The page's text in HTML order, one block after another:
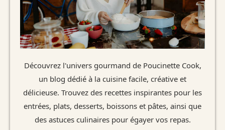
Découvrez l'univers gourmand de Poucinette Cook,
un blog dédié à la cuisine facile, créative et
délicieuse. Trouvez des recettes inspirantes pour les
entrées, plats, desserts, boissons et pâtes, ainsi que
des astuces culinaires pour égayer vos repas.